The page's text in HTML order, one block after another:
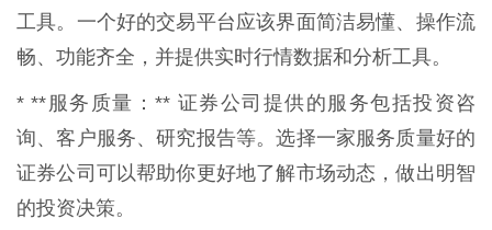
工具。一个好的交易平台应该界面简洁易懂、操作流
畅、功能齐全，并提供实时行情数据和分析工具。
* **服务质量：** 证券公司提供的服务包括投资咨
询、客户服务、研究报告等。选择一家服务质量好的
证券公司可以帮助你更好地了解市场动态，做出明智
的投资决策。